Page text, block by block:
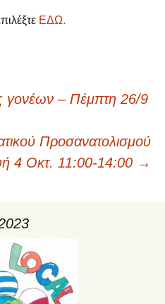
ΕΔΩ.
γονέων – Πέμπτη 26/9
Προσανατολισμού
4 Οκτ. 11:00-14:00 →